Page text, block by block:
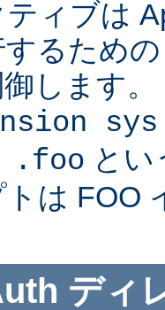
ィブは
するため
します
.foo と
は FOO
ディ